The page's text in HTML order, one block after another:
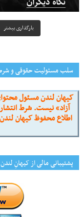
بارگذاری بیشتر
سلب مسئولیت حقوقی و شرط
کیهان لندن مسئول
آزاد» نیست. شرط
اطلاع محفوظ کیهان
پشتیبانی مالی از کیهانِ لندن